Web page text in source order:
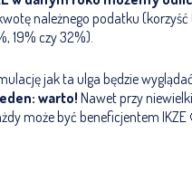
należnego podatku
19% czy 32%).
jak ta ulga będzie
warto!Nawet przy
może być beneficjentem IKZE